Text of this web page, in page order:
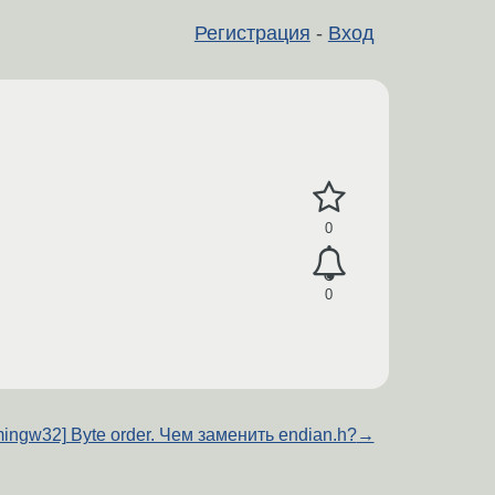
Регистрация - Вход
0
0
Byte order. Чем заменить endian.h?→